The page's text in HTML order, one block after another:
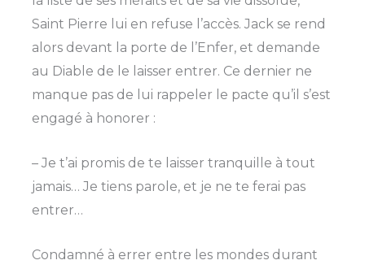
Saint Pierre lui en refuse l’accès. Jack se rend
alors devant la porte de l’Enfer, et demande
au Diable de le laisser entrer. Ce dernier ne
manque pas de lui rappeler le pacte qu’il s’est
engagé à honorer :
– Je t’ai promis de te laisser tranquille à tout
jamais… Je tiens parole, et je ne te ferai pas
entrer…
Condamné à errer entre les mondes durant